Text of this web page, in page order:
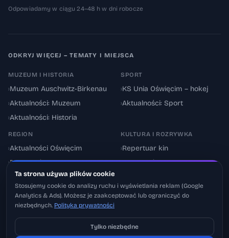
Odpowiadamy w ciągu 24–48 h w dni robocze
ODKRYJ WIĘCEJ – TEMATY I MIEJSCA
MUZEUM I HISTORIA
›Muzeum Auschwitz-Birkenau
›Aktualności: Muzeum
›Aktualności: Historia
SPORT
›KS Unia Oświęcim – hokej
›Aktualności: Sport
REGION
›Aktualności Oświęcim
›Powiat oświęcimski
Utrudnienia drogowe
KULTURA I ROZRYWKA
›Repertuar kin
›Aktualności: Kultura
Ta strona używa plików cookie
Stosujemy cookie do analizy ruchu i wyświetlania reklam (Google
Analytics & Ads). Możesz je zaakceptować lub ograniczyć do
niezbędnych. Polityka prywatności
Tylko niezbędne
Pobierz na iOS